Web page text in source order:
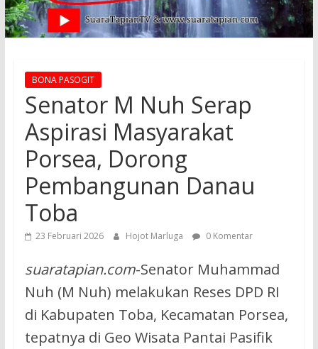
BONA PASOGIT
Senator M Nuh Serap
Aspirasi Masyarakat
Porsea, Dorong
Pembangunan Danau
Toba
23 Februari 2026 Hojot Marluga 0 Komentar
suaratapian.com-Senator Muhammad
Nuh (M Nuh) melakukan Reses DPD RI
di Kabupaten Toba, Kecamatan Porsea,
tepatnya di Geo Wisata Pantai Pasifik